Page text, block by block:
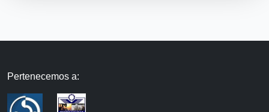
Pertenecemos a: